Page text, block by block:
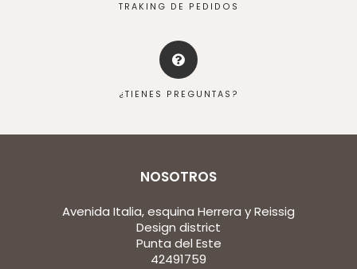
TRAKING DE PEDIDOS
¿TIENES PREGUNTAS?
NOSOTROS
Avenida Italia, esquina Herrera y Reissig
Design district
Punta del Este
42491759